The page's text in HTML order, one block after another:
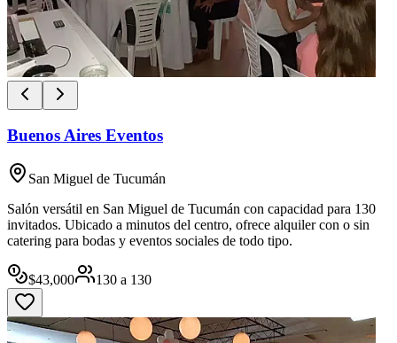
Buenos Aires Eventos
San Miguel de Tucumán
Salón versátil en San Miguel de Tucumán con capacidad para 130
invitados. Ubicado a minutos del centro, ofrece alquiler con o sin
catering para bodas y eventos sociales de todo tipo.
$43,000 130 a 130